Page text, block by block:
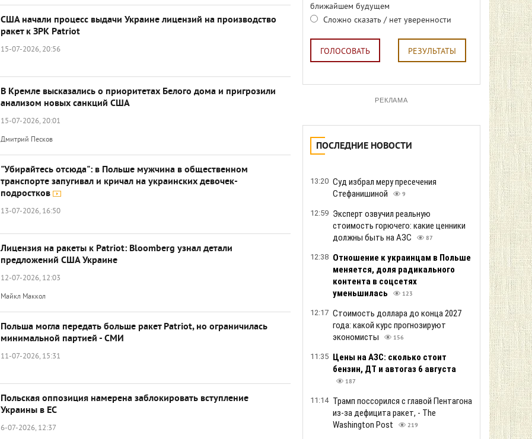
США начали процесс выдачи Украине лицензий на производство
ракет к ЗРК Patriot
15-07-2026, 20:56
В Кремле высказались о приоритетах Белого дома и пригрозили
анализом новых санкций США
15-07-2026, 20:01
Дмитрий Песков
"Убирайтесь отсюда": в Польше мужчина в общественном
транспорте запугивал и кричал на украинских девочек-
подростков
13-07-2026, 16:50
Лицензия на ракеты к Patriot: Bloomberg узнал детали
предложений США Украине
12-07-2026, 12:03
Майкл Маккол
Польша могла передать больше ракет Patriot, но ограничилась
минимальной партией - СМИ
11-07-2026, 15:31
Польская оппозиция намерена заблокировать вступление
Украины в ЕС
6-07-2026, 12:37
ближайшем будущем
Сложно сказать / нет уверенности
ГОЛОСОВАТЬ РЕЗУЛЬТАТЫ
РЕКЛАМА
ПОСЛЕДНИЕ НОВОСТИ
13:20 Суд избрал меру пресечения
Стефанишиной
9
12:59 Эксперт озвучил реальную
стоимость горючего: какие ценники
должны быть на АЗС
87
12:38 Отношение к украинцам в Польше
меняется, доля радикального
контента в соцсетях
уменьшилась
123
12:17 Стоимость доллара до конца 2027
года: какой курс прогнозируют
экономисты
156
11:35 Цены на АЗС: сколько стоит
бензин, ДТ и автогаз 6 августа
187
11:14 Трамп поссорился с главой Пентагона
из-за дефицита ракет, - The
Washington Post
219